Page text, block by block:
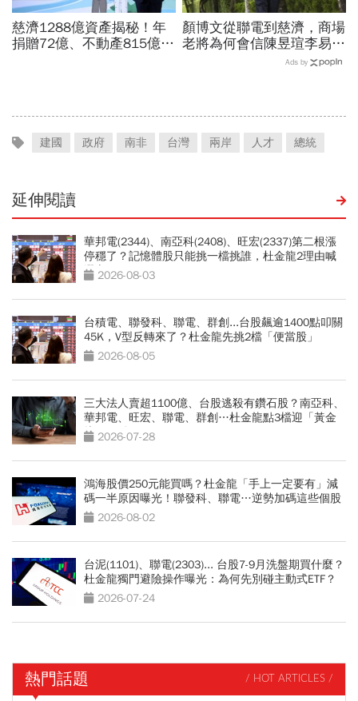
慈濟1288億資產揭秘！年
捐贈72億、不動產815億…
顏博文從聯電到慈濟，商場
老將為何會信陳昱瑄李易
儒、豪給10億？慈濟發
Ads by
建國 政府 南非 台灣 兩岸 人才 總統
延伸閱讀
華邦電(2344)、南亞科(2408)、旺宏(2337)第二根漲
停穩了？記憶體股只能挑一檔挑誰，杜金龍2理由喊
選它2026-08-03
台積電、聯發科、聯電、群創...台股飆逾1400點叩關
45K，V型反轉來了？杜金龍先挑2檔「便當股」
2026-08-05
三大法人賣超1100億、台股逃殺有鑽石股？南亞科、
華邦電、旺宏、聯電、群創…杜金龍點3檔迎「黃金
坑」買點
2026-07-28
鴻海股價250元能買嗎？杜金龍「手上一定要有」減
碼一半原因曝光！聯發科、聯電…逆勢加碼這些個股
2026-08-02
台泥(1101)、聯電(2303)... 台股7-9月洗盤期買什麼？
杜金龍獨門避險操作曝光：為何先別碰主動式ETF？
2026-07-24
熱門話題 / HOT ARTICLES /